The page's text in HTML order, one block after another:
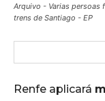
Arquivo - Varias persoas
trens de Santiago - EP
Renfe aplicará